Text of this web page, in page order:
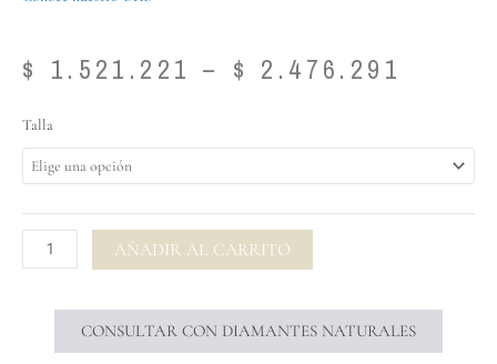
$ 1.521.221 – $ 2.476.291
$
Talla
Anillo
oro
amarillo
diamantes
AJUSTE
DE
cantidad
AÑADIR AL CARRITO
CONSULTAR CON DIAMANTES NATURALES